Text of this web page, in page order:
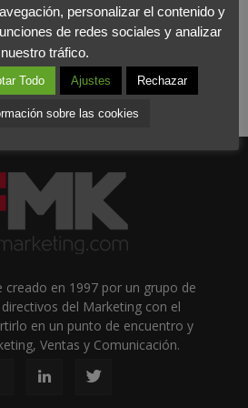
creado en 1997 por un grupo de
del Marketing con el
en un punto de encuentro y
Ventas y Comunicación.
personalizar el contenido y
de redes sociales y analizar
nuestro tráfico.
Todo Ajustes Rechazar
sobre las cookies